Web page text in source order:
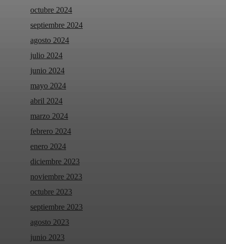
octubre 2024
septiembre 2024
agosto 2024
julio 2024
junio 2024
mayo 2024
abril 2024
marzo 2024
febrero 2024
enero 2024
diciembre 2023
noviembre 2023
octubre 2023
septiembre 2023
agosto 2023
junio 2023